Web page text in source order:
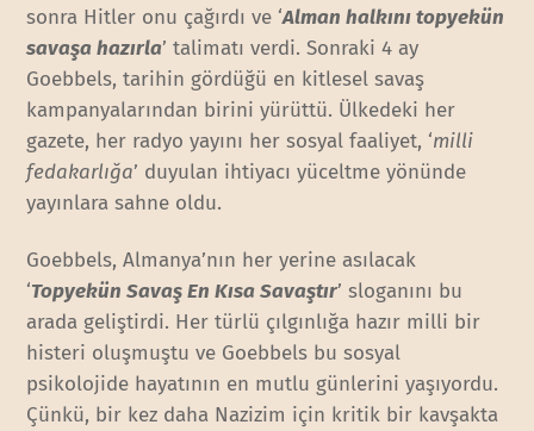
sonra Hitler onu çağırdı ve ‘Alman halkını topyekün
savaşa hazırla’ talimatı verdi. Sonraki 4 ay
Goebbels, tarihin gördüğü en kitlesel savaş
kampanyalarından birini yürüttü. Ülkedeki her
gazete, her radyo yayını her sosyal faaliyet, ‘milli
fedakarlığa’ duyulan ihtiyacı yüceltme yönünde
yayınlara sahne oldu.
Goebbels, Almanya’nın her yerine asılacak
‘Topyekün Savaş En Kısa Savaştır’ sloganını bu
arada geliştirdi. Her türlü çılgınlığa hazır milli bir
histeri oluşmuştu ve Goebbels bu sosyal
psikolojide hayatının en mutlu günlerini yaşıyordu.
Çünkü, bir kez daha Nazizim için kritik bir kavşakta